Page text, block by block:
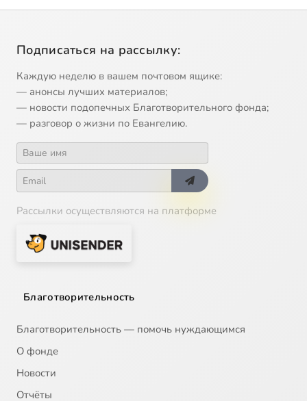
Подписаться на рассылку:
Каждую неделю в вашем почтовом ящике:
— анонсы лучших материалов;
— новости подопечных Благотворительного фонда;
— разговор о жизни по Евангелию.
Рассылки осуществляются на платформе
Благотворительность
Благотворительность — помочь нуждающимся
О фонде
Новости
Отчёты